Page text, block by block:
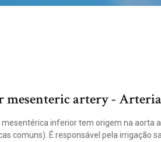
artery -
inferior tem origem na aorta
comuns). É responsável pela irrigação